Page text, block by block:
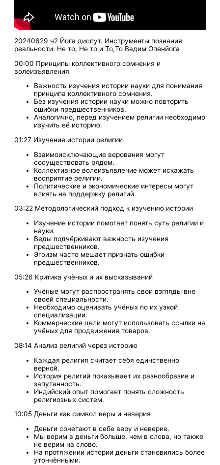
20240629 ч2 Йога диспут. Инструменты познания
реальности: Не то, Не то и То,То Вадим Опенйога
00:00 Принципы коллективного сомнения и
волеизъявления
Важность изучения истории науки для понимания
принципа коллективного сомнения.
Без изучения истории науки можно повторить
ошибки предшественников.
Аналогично, перед изучением религии необходимо
изучить её историю.
01:27 Изучение истории религии
Взаимоисключающие верования могут
сосуществовать рядом.
Коллективное волеизъявление может искажать
восприятие религии.
Политические и экономические интересы могут
влиять на поддержку религий.
03:22 Методологический подход к изучению истории
Изучение истории помогает понять суть религии и
науки.
Веды подчёркивают важность изучения
предшественников.
Эгоизм часто мешает признать ошибки
предшественников.
05:26 Критика учёных и их высказываний
Учёные могут распространять свои взгляды вне
своей специальности.
Необходимо оценивать учёных по их узкой
специализации.
Коммерческие цели могут использовать ссылки на
учёных для продвижения товаров.
08:14 Анализ религий через историю
Каждая религия считает себя единственно
верной.
История религий показывает их разнообразие и
запутанность.
Индийский опыт помогает понять сложность
религиозных систем.
10:05 Деньги как символ веры и неверия
Деньги сочетают в себе веру и неверие.
Мы верим в деньги больше, чем в слова, но также
не верим на слово.
На протяжении истории деньги становились более
утончёнными.